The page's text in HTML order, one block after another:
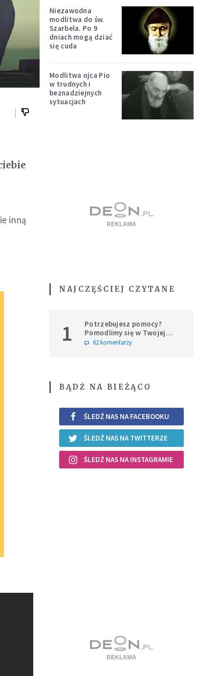
inną
Niezawodna
modlitwa do św.
Szarbela. Po 9
dniach mogą dziać
się cuda
Modlitwa ojca Pio
w trudnych i
beznadziejnych
sytuacjach
NAJCZĘŚCIEJ CZYTANE
1
Potrzebujesz pomocy?
Pomodlimy się w Twojej
intencji
62 komentarzy
BĄDŹ NA BIEŻĄCO
ŚLEDŹ NAS NA FACEBOOKU
ŚLEDŹ NAS NA TWITTERZE
ŚLEDŹ NAS NA INSTAGRAMIE